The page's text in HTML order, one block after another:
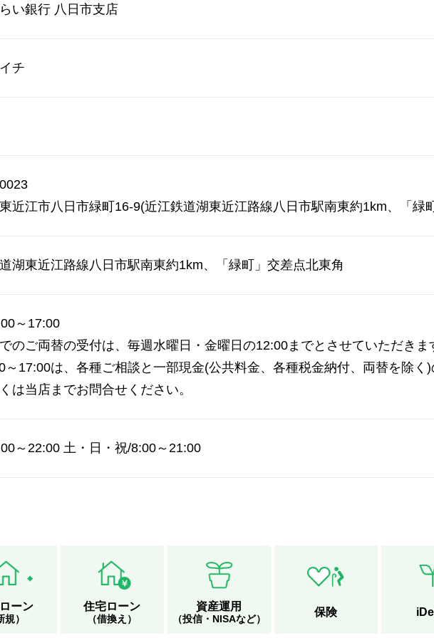
い銀行 八日市支店
チ
東近江市八日市緑町16-9(近江鉄道湖東近江路線八日市駅南東約1km、「緑
湖東近江路線八日市駅南東約1km、「緑町」交差点北東角
～17:00
でのご両替の受付は、毎週水曜日・金曜日の12:00までとさせていただきま
～17:00は、各種ご相談と一部現金(公共料金、各種税金納付、両替を除く
は当店までお問合せください。
～22:00 土・日・祝/8:00～21:00
ーン
規）
住宅ローン
（借換え）
資産運用
（投信・NISAなど）
保険